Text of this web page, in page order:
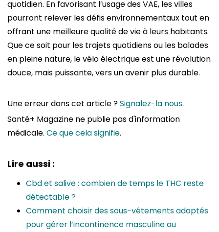
quotidien. En favorisant l’usage des VAE, les villes
pourront relever les défis environnementaux tout en
offrant une meilleure qualité de vie à leurs habitants.
Que ce soit pour les trajets quotidiens ou les balades
en pleine nature, le vélo électrique est une révolution
douce, mais puissante, vers un avenir plus durable.
Une erreur dans cet article ?Signalez-la nous.
Santé+ Magazine ne publie pas d'information
médicale. Ce que cela signifie.
Lire aussi :
Cbd et salive : combien de temps le THC reste
détectable ?
Comment choisir des sous-vêtements adaptés
pour gérer l’incontinence masculine au